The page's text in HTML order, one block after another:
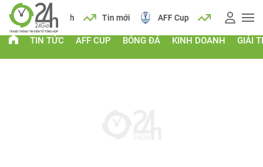
Lịch Tin mới AFF Cup Giá vàng
TIN TỨC AFF CUP BÓNG ĐÁ KINH DOANH GIẢI